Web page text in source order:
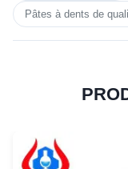
Pâtes à dents de